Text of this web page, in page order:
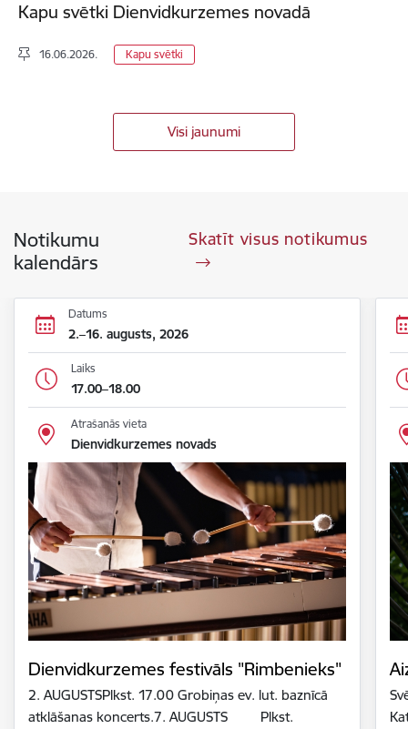
Kapu svētki Dienvidkurzemes novadā
16.06.2026. Kapu svētki
Visi jaunumi
Notikumu
kalendārs
Skatīt visus notikumus
Datums
2.–16. augusts, 2026
Laiks
17.00–18.00
Atrašanās vieta
Dienvidkurzemes novads
Dienvidkurzemes festivāls "Rimbenieks"
2. AUGUSTSPlkst. 17.00 Grobiņas ev. lut. baznīcā
atklāšanas koncerts.7. AUGUSTS Plkst.